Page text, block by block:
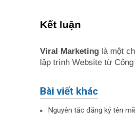
Kết luận
Viral Marketing là một
lập trình Website từ
Bài viết khác
Nguyên tắc đăng ký tên